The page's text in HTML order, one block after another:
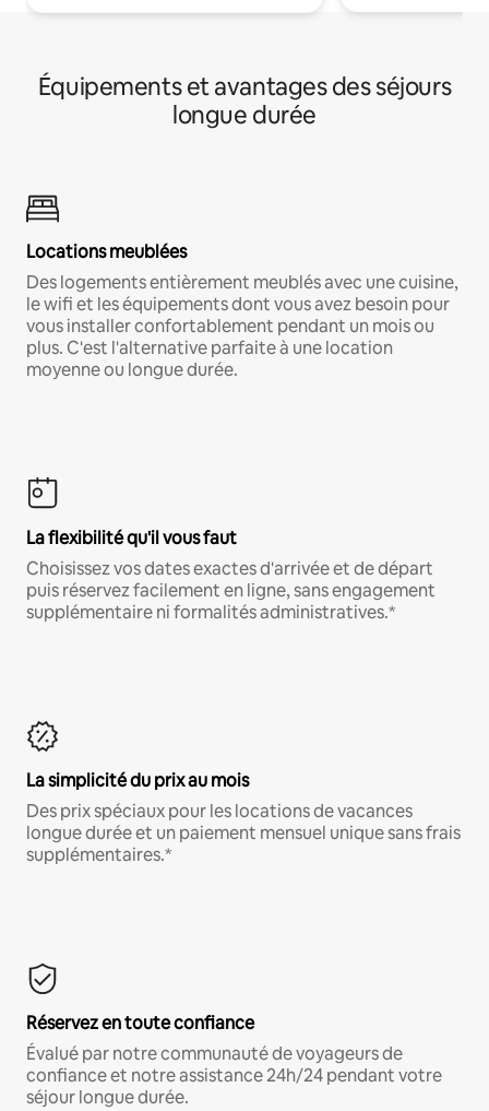
Équipements et avantages des séjours
longue durée
Locations meublées
Des logements entièrement meublés avec une cuisine,
le wifi et les équipements dont vous avez besoin pour
vous installer confortablement pendant un mois ou
plus. C'est l'alternative parfaite à une location
moyenne ou longue durée.
La flexibilité qu'il vous faut
Choisissez vos dates exactes d'arrivée et de départ
puis réservez facilement en ligne, sans engagement
supplémentaire ni formalités administratives.*
La simplicité du prix au mois
Des prix spéciaux pour les locations de vacances
longue durée et un paiement mensuel unique sans frais
supplémentaires.*
Réservez en toute confiance
Évalué par notre communauté de voyageurs de
confiance et notre assistance 24h/24 pendant votre
séjour longue durée.